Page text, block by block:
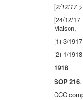
[2/12/17>
[24/12/
Maison,
(1) 3/
(2) 1/
1918
SOP 216
CCC